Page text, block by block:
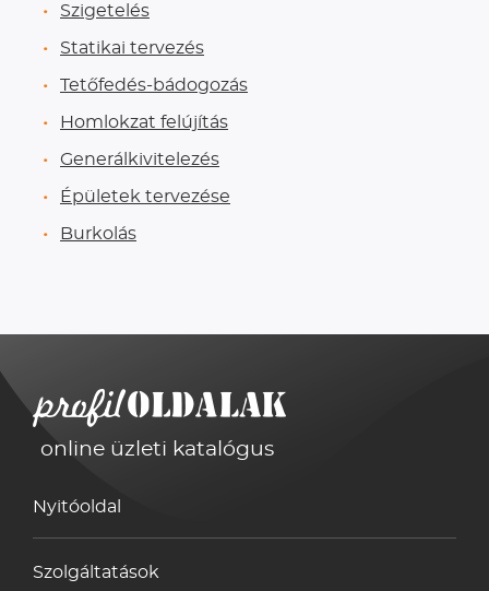
Szigetelés
Statikai tervezés
Tetőfedés-bádogozás
Homlokzat felújítás
Generálkivitelezés
Épületek tervezése
Burkolás
online üzleti katalógus
Nyitóoldal
Szolgáltatások